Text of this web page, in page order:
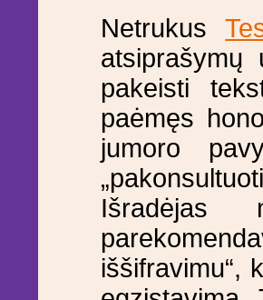
Netrukus
pakeisti
paėmęs
jumoro
Išradėjas
iššifravimu“,